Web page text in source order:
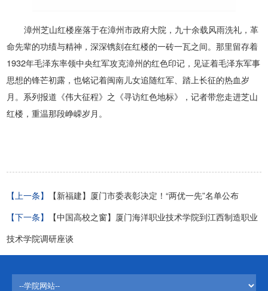
漳州芝山红楼座落于在漳州市政府大院，九十余载风雨洗礼，革
命先辈的功绩与精神，深深镌刻在红楼的一砖一瓦之间。那里留存着
1932年毛泽东率领中央红军攻克漳州的红色印记，见证着毛泽东军事
思想的锋芒初露，也铭记着闽南儿女追随红军、踏上长征的热血岁
月。系列报道《伟大征程》之《寻访红色地标》，记者带您走进芝山
红楼，重温那段峥嵘岁月。
【上一条】
【新福建】厦门市委表彰决定！“两优一先”名单公布
【下一条】
【中国高校之窗】厦门海洋职业技术学院到江西制造职业
技术学院调研座谈